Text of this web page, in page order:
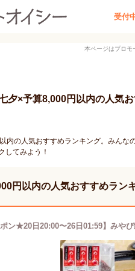
受付
本ページはプロモ
夕×予算8,000円以内の人気
内の人気おすすめランキング。みんな
してみよう！
円以内の人気おすすめラン